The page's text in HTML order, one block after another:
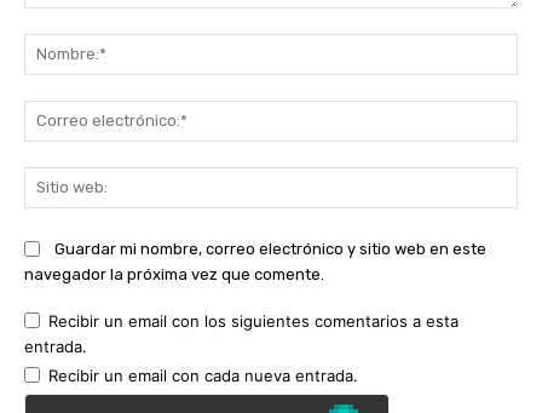
Guardar mi nombre, correo electrónico y sitio web en este
navegador la próxima vez que comente.
Recibir un email con los siguientes comentarios a esta
entrada.
Recibir un email con cada nueva entrada.